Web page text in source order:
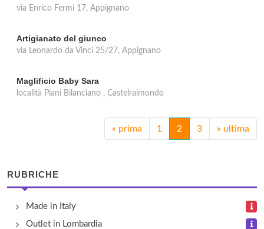
via Enrico Fermi 17, Appignano
Artigianato del giunco
via Leonardo da Vinci 25/27, Appignano
Maglificio Baby Sara
località Piani Bilanciano , Castelraimondo
« prima 1 2 3 » ultima
RUBRICHE
Made in Italy
Outlet in Lombardia